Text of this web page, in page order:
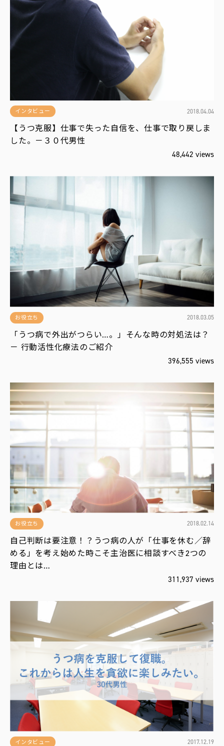
インタビュー 2018.04.04
【うつ克服】仕事で失った自信を、仕事で取り戻しま
した。－３０代男性
48,442 views
お役立ち 2018.03.05
「うつ病で外出がつらい…。」そんな時の対処法は？
－ 行動活性化療法のご紹介
396,555 views
お役立ち 2018.02.14
自己判断は要注意！？うつ病の人が「仕事を休む／辞
める」を考え始めた時こそ主治医に相談すべき2つの
理由とは…
311,937 views
インタビュー 2017.12.19